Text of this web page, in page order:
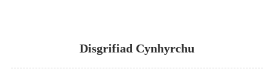
Disgrifiad Cynhyrchu